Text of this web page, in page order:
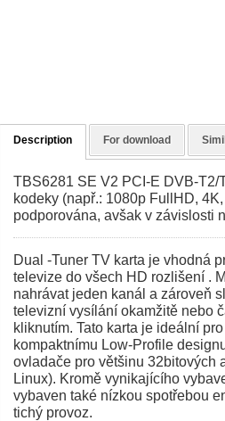
Description For download
TBS6281 SE V2 PCI-E DVB-
kodeky (např.: 1080p FullHD,
podporována, avšak v závislosti
Dual -Tuner TV karta je vhodná
televize do všech HD rozlišení .
nahrávat jeden kanál a zároveň
televizní vysílání okamžitě nebo
kliknutím. Tato karta je ideální
kompaktnímu Low-Profile
ovladače pro většinu 32bitových
Linux). Kromě vynikajícího
vybaven také nízkou spotřebou
tichý provoz.